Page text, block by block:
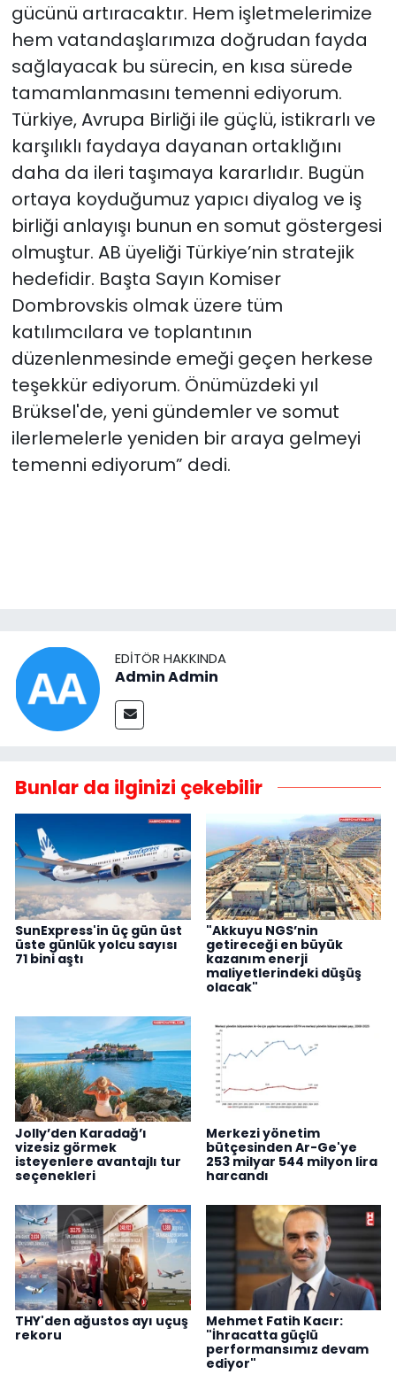
gücünü artıracaktır. Hem işletmelerimize
hem vatandaşlarımıza doğrudan fayda
sağlayacak bu sürecin, en kısa sürede
tamamlanmasını temenni ediyorum.
Türkiye, Avrupa Birliği ile güçlü, istikrarlı ve
karşılıklı faydaya dayanan ortaklığını
daha da ileri taşımaya kararlıdır. Bugün
ortaya koyduğumuz yapıcı diyalog ve iş
birliği anlayışı bunun en somut göstergesi
olmuştur. AB üyeliği Türkiye’nin stratejik
hedefidir. Başta Sayın Komiser
Dombrovskis olmak üzere tüm
katılımcılara ve toplantının
düzenlenmesinde emeği geçen herkese
teşekkür ediyorum. Önümüzdeki yıl
Brüksel'de, yeni gündemler ve somut
ilerlemelerle yeniden bir araya gelmeyi
temenni ediyorum” dedi.
EDITÖR HAKKINDA
Admin Admin
Bunlar da ilginizi çekebilir
SunExpress'in üç gün üst
üste günlük yolcu sayısı
71 bini aştı
"Akkuyu NGS’nin
getireceği en büyük
kazanım enerji
maliyetlerindeki düşüş
olacak"
Jolly’den Karadağ’ı
vizesiz görmek
isteyenlere avantajlı tur
seçenekleri
Merkezi yönetim
bütçesinden Ar-Ge'ye
253 milyar 544 milyon lira
harcandı
THY'den ağustos ayı uçuş
rekoru
Mehmet Fatih Kacır:
"İhracatta güçlü
performansımız devam
ediyor"